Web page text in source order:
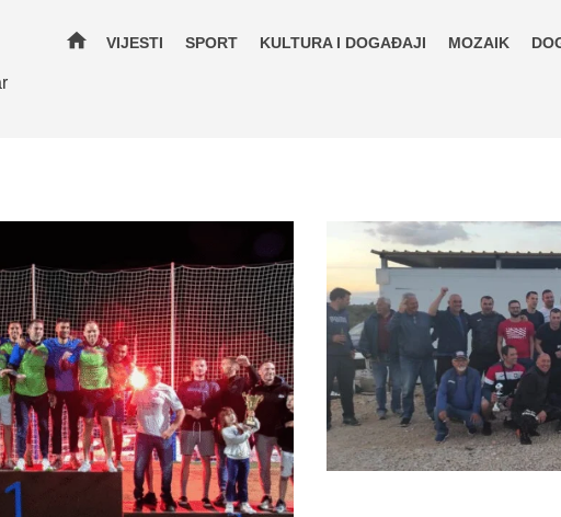
home VIJESTI SPORT KULTURA I DOGAĐAJI MOZAIK